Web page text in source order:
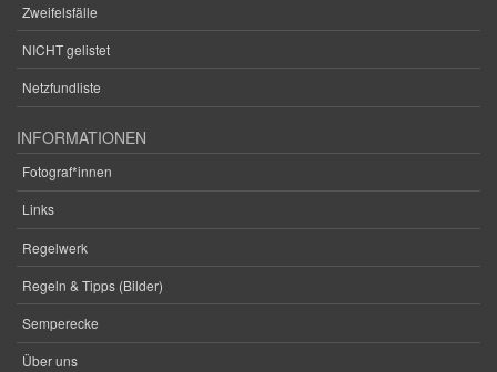
Zweifelsfälle
NICHT gelistet
Netzfundliste
INFORMATIONEN
Fotograf*innen
Links
Regelwerk
Regeln & Tipps (Bilder)
Semperecke
Über uns